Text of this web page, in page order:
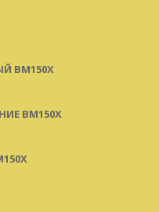
BM150X
BM150X